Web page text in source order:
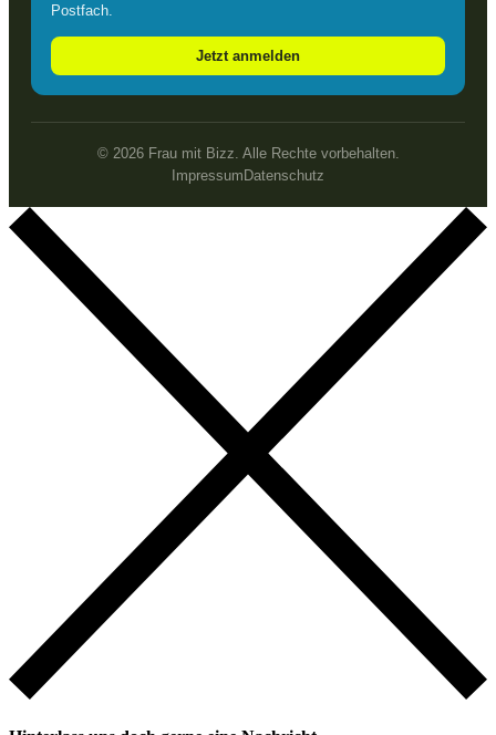
Postfach.
Jetzt anmelden
© 2026 Frau mit Bizz. Alle Rechte vorbehalten.
ImpressumDatenschutz